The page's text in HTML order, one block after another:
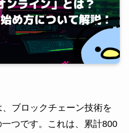
ブロックチェーン技術を
つです。これは、累計800